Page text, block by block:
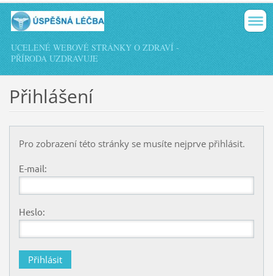
UCELENÉ WEBOVÉ STRÁNKY O ZDRAVÍ -
PŘÍRODA UZDRAVUJE
Přihlášení
Pro zobrazení této stránky se musíte nejprve přihlásit.
E-mail:
Heslo: